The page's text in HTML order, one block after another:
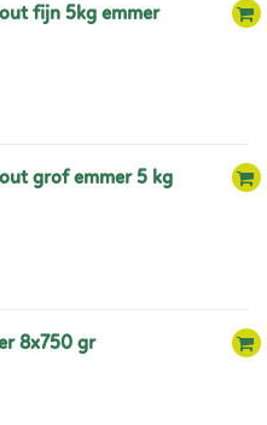
fijn 5kg emmer
grof emmer 5 kg
8x750 gr